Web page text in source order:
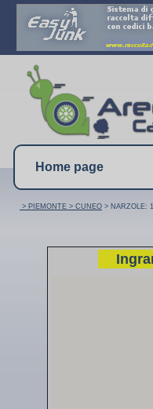
Home page
> PIEMONTE > CUNEO > NARZOLE: